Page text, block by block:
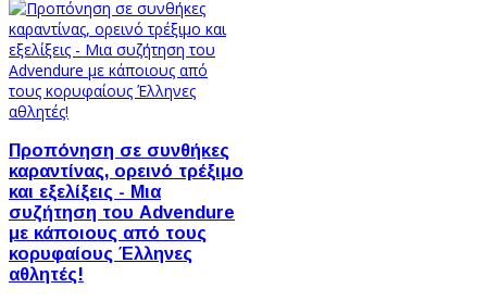
Προπόνηση σε συνθήκες
καραντίνας, ορεινό τρέξιμο
και εξελίξεις - Μια
συζήτηση του Advendure
με κάποιους από τους
κορυφαίους Έλληνες
αθλητές!